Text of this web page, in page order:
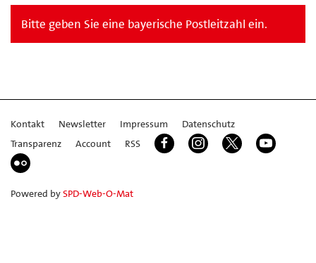
Bitte geben Sie eine bayerische Postleitzahl ein.
Kontakt Newsletter Impressum
Datenschutz
Transparenz
Account RSS
Powered bySPD-Web-O-Mat